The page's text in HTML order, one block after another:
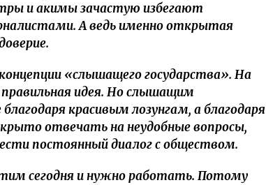
и акимы зачастую избегают
А ведь именно открытая
«слышащего государства». На
идея. Но слышащим
красивым лозунгам, а благодаря
отвечать на неудобные вопросы,
постоянный диалог с обществом.
сегодня и нужно работать. Потому